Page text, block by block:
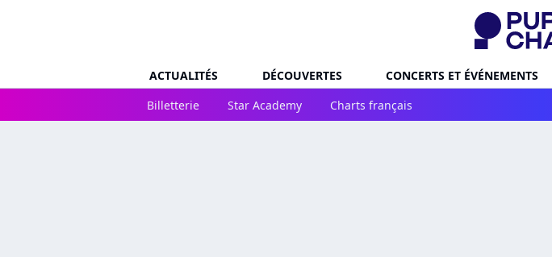
ACTUALITÉS DÉCOUVERTES CONCERTS ET ÉVÉNEMENTS
Billetterie
Star Academy Charts français